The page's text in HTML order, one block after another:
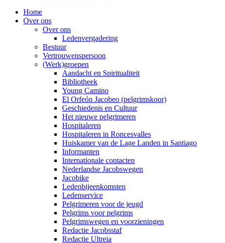
Home
Over ons
Over ons
Ledenvergadering
Bestuur
Vertrouwenspersoon
(Werk)groepen
Aandacht en Spiritualiteit
Bibliotheek
Young Camino
El Orfeón Jacobeo (pelgrimskoor)
Geschiedenis en Cultuur
Het nieuwe pelgrimeren
Hospitaleren
Hospitaleren in Roncesvalles
Huiskamer van de Lage Landen in Santiago
Informanten
Internationale contacten
Nederlandse Jacobswegen
Jacobike
Ledenbijeenkomsten
Ledenservice
Pelgrimeren voor de jeugd
Pelgrims voor pelgrims
Pelgrimswegen en voorzieningen
Redactie Jacobsstaf
Redactie Ultreia